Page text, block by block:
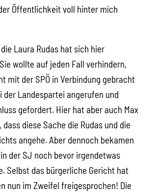
Öffentlichkeit voll hinter mich
Laura Rudas hat sich hier
wollte auf jeden Fall verhindern,
mit der SPÖ in Verbindung gebracht
der Landespartei angerufen und
gefordert. Hier hat aber auch Max
diese Sache die Rudas und die
angehe. Aber dennoch bekamen
der SJ noch bevor irgendetwas
Selbst das bürgerliche Gericht hat
nun im Zweifel freigesprochen! Die